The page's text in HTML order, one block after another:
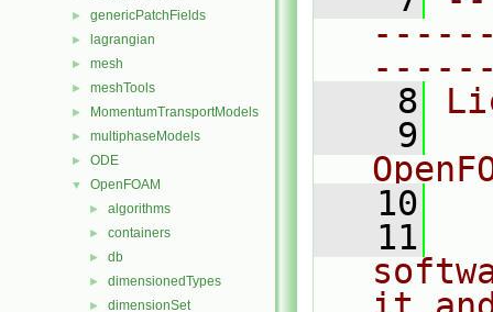
► genericPatchFields
► lagrangian
► mesh
► meshTools
► MomentumTransportModels
► multiphaseModels
► ODE
▼ OpenFOAM
► algorithms
► containers
► db
► dimensionedTypes
► dimensionSet
    8
    9
   10
   11